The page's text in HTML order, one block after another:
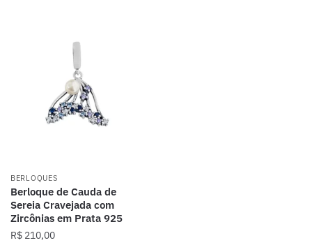
BERLOQUES
Berloque de Cauda de
Sereia Cravejada com
Zircônias em Prata 925
R$ 210,00